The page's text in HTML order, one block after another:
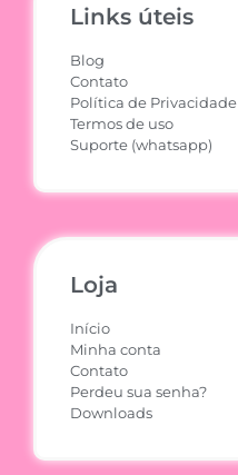
Links úteis
Blog
Contato
Política de Privacidade
Termos de uso
Suporte (whatsapp)
Loja
Início
Minha conta
Contato
Perdeu sua senha?
Downloads